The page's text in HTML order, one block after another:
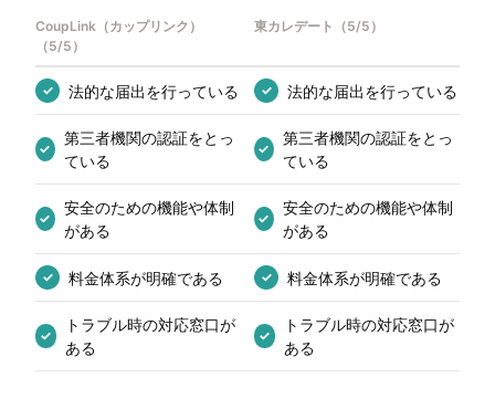
CoupLink（カップリンク）
（5/5 ）
東カレデート （5/5 ）
✓ 法的な届出を行っている ✓ 法的な届出を行っている
✓
第三者機関の認証をとっ
ている
✓
第三者機関の認証をとっ
ている
✓
安全のための機能や体制
がある
✓
安全のための機能や体制
がある
✓ 料金体系が明確である ✓ 料金体系が明確である
✓
トラブル時の対応窓口が
ある
✓
トラブル時の対応窓口が
ある